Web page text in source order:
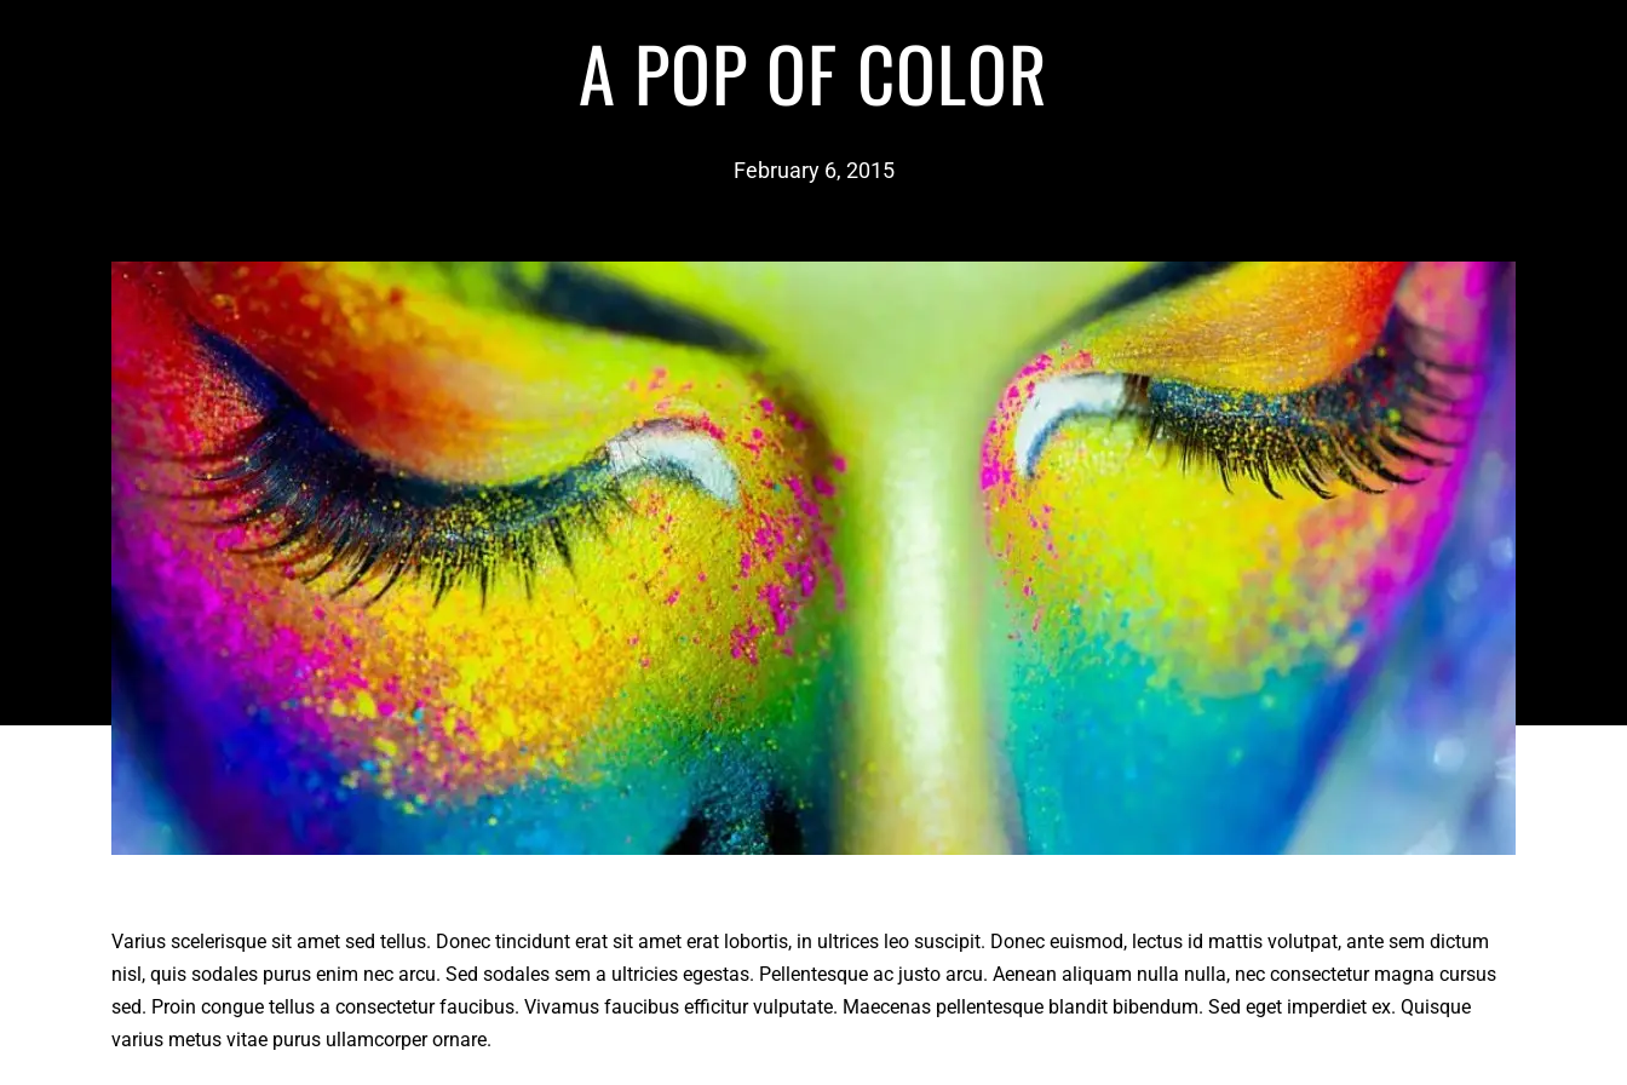
A POP OF COLOR
February 6, 2015
Varius scelerisque sit amet sed tellus. Donec tincidunt erat sit amet erat lobortis, in ultrices leo suscipit. Donec euismod, lectus id mattis volutpat, ante sem dictum
nisl, quis sodales purus enim nec arcu. Sed sodales sem a ultricies egestas. Pellentesque ac justo arcu. Aenean aliquam nulla nulla, nec consectetur magna cursus
sed. Proin congue tellus a consectetur faucibus. Vivamus faucibus efficitur vulputate. Maecenas pellentesque blandit bibendum. Sed eget imperdiet ex. Quisque
varius metus vitae purus ullamcorper ornare.